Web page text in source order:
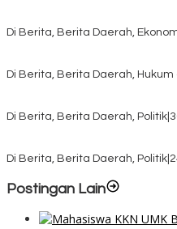
Di Berita, Berita Daerah,
Di Berita, Berita Daerah,
Di Berita, Berita Daerah, Politik
Di Berita, Berita Daerah, Politik
Postingan Lain